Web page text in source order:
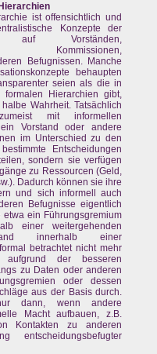
ist offensichtlich und
Konzepte der
auf Vorständen,
Kommissionen,
Befugnissen. Manche
behaupten
seien als die in
Hierarchien gibt,
Wahrheit. Tatsächlich
mit informellen
Vorstand oder andere
im Unterschied zu den
Entscheidungen
sondern sie verfügen
zu Ressourcen (Geld,
Dadurch können sie ihre
und sich informell auch
Befugnisse eigentlich
ein Führungsgremium
einer weitergehenden
innerhalb einer
betrachtet nicht mehr
der besseren
zu Daten oder anderen
oder dessen
aus der Basis durch.
dann, wenn andere
Macht aufbauen, z.B.
Kontakten zu anderen
entscheidungsbefugter